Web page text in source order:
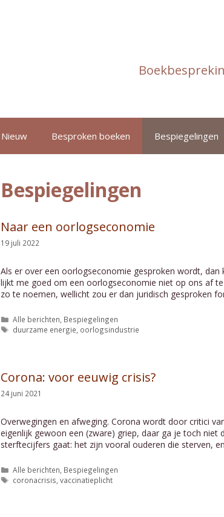
Nieuw Besproken boeken Bespiegelingen
Bespiegelingen
Naar een oorlogseconomie
19 juli 2022
Als er over een oorlogseconomie gesproken wordt,
lijkt me goed om een oorlogseconomie niet op ons af
zo te noemen, wellicht zou er dan juridisch gesproken
Categorieën
Alle berichten Bespiegelingen
Tags
duurzame energie oorlogsindustrie
Corona: voor eeuwig crisis?
24 juni 2021
Overwegingen en afweging. Corona wordt door critici
eigenlijk gewoon een (zware) griep, daar ga je toch niet
sterftecijfers gaat: het zijn vooral ouderen die sterven,
Categorieën
Alle berichten Bespiegelingen
Tags
coronacrisis ,vaccinatieplicht